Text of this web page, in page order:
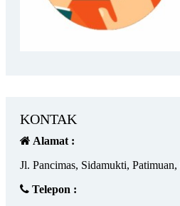
KONTAK
Alamat :
Jl. Pancimas, Sidamukti,
Telepon :